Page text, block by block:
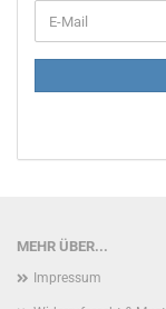
ZUR
E-
Mail
MEHR ÜBER...
Impressum